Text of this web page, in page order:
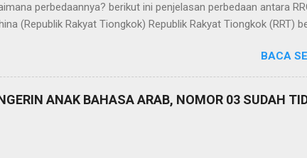
perbedaannya? berikut ini penjelasan perbedaan antara
(Republik Rakyat Tiongkok) Republik Rakyat Tiongkok (RRT)
resmi yang digunakan adalah bahasa Mandarin dan
Mongolia, Uyghur, Tibet dan lain-lain. RRT menganut
sosialis. Negara ini memiliki beberapa daerah administrasi
yang memiliki sistem pemerintahan, ekonomi dan konstitusi
BACA
ANAK BAHASA ARAB, NOMOR 03 SUDAH